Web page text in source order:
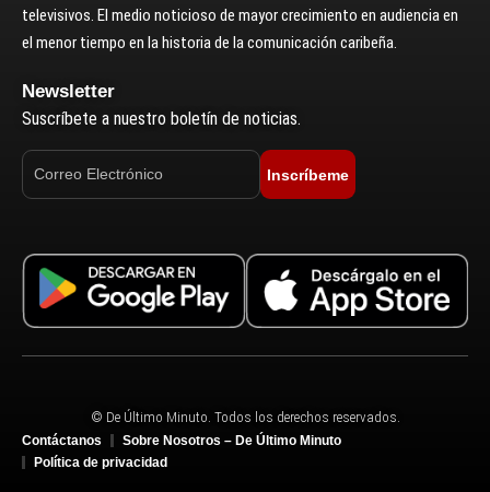
televisivos. El medio noticioso de mayor crecimiento en audiencia en
el menor tiempo en la historia de la comunicación caribeña.
Newsletter
Suscríbete a nuestro boletín de noticias.
Inscríbeme
© De Último Minuto. Todos los derechos reservados.
Contáctanos
Sobre Nosotros – De Último Minuto
Política de privacidad